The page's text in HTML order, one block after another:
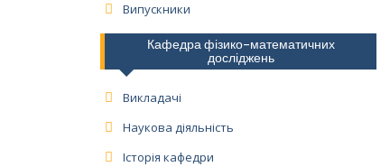
Випускники
Кафедра фізико-математичних
досліджень
Викладачі
Наукова діяльність
Історія кафедри